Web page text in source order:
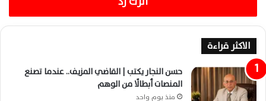
الاكثر قراءة
حسن النجار يكتب | القاضي المزيف.. عندما تصنع
المنصات أبطالًا من الوهم
منذ يوم واحد